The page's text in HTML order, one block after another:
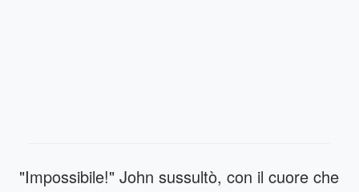
"Impossibile!" John sussultò, con il cuore che